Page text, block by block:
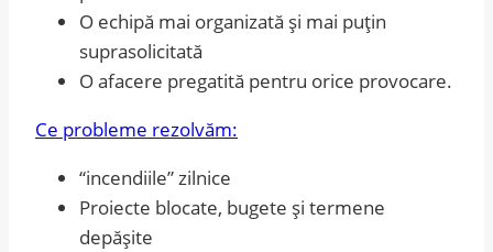
O echipă mai organizată și mai puțin
suprasolicitată
O afacere pregatită pentru orice provocare.
Ce probleme rezolvăm:
“incendiile” zilnice
Proiecte blocate, bugete și termene
depășite